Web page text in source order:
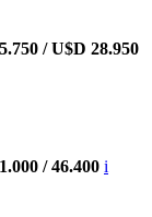
/ U$D 28.950
/ 46.400 i